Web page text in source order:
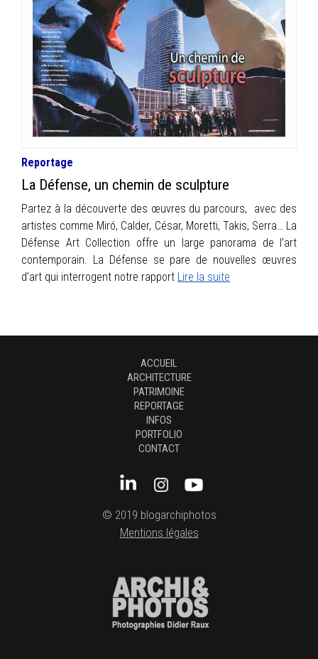
INFOS
PORTFOLIO
CONTACT
Reportage
La Défense, un chemin de sculpture
Partez à la découverte des œuvres du parcours, avec des
artistes comme Miró, Calder, César, Moretti, Takis, Serra… La
Défense Art Collection offre un large panorama de l’art
contemporain. La Défense se pare de nouvelles œuvres
d’art qui interrogent notre rapport Lire la suite
ACCUEIL
ARCHITECTURE
PATRIMOINE
REPORTAGE
INFOS
PORTFOLIO
CONTACT
© 2019 blogarchiphotos
Mentions légales